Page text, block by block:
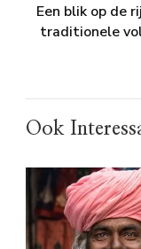
Een blik op de
traditionele
Ook